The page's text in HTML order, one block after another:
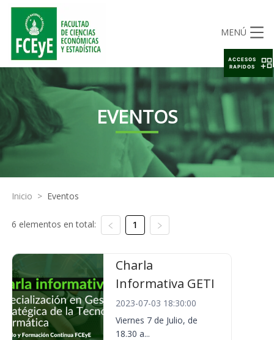
MENÚ
EVENTOS
Inicio > Eventos
6 elementos en total: 1
Charla
Informativa GETI
2023-07-03 18:30:00
Viernes 7 de Julio, de
18.30 a...
ACCESOS
RAPIDOS